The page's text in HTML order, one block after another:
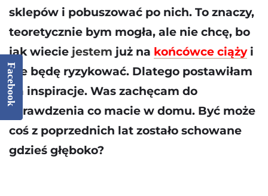
sklepów i pobuszować po nich. To znaczy,
teoretycznie bym mogła, ale nie chcę, bo
jak wiecie jestem już na końcówce ciążyi
nie będę ryzykować. Dlatego postawiłam
na inspiracje. Was zachęcam do
sprawdzenia co macie w domu. Być może
coś z poprzednich lat zostało schowane
gdzieś głęboko?
Facebook